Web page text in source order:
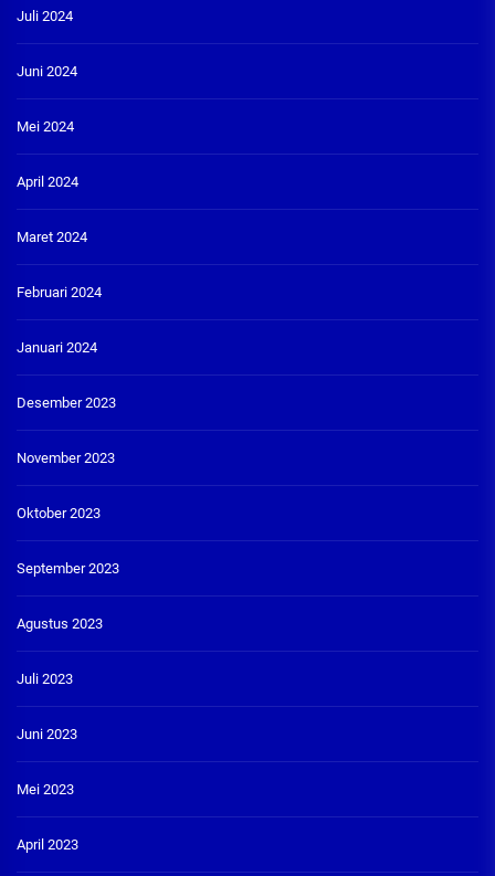
Juli 2024
Juni 2024
Mei 2024
April 2024
Maret 2024
Februari 2024
Januari 2024
Desember 2023
November 2023
Oktober 2023
September 2023
Agustus 2023
Juli 2023
Juni 2023
Mei 2023
April 2023